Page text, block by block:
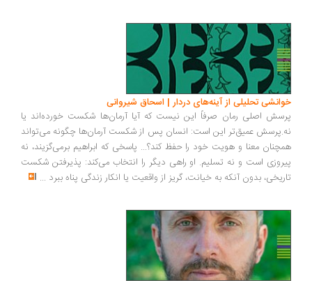
تحلیلی از آینه‌های دردار | اسحاق شیروانی
اصلی رمان صرفاً این نیست که آیا آرمان‌ها شکست خورده‌اند یا
عمیق‌تر این است: انسان پس از شکست آرمان‌ها چگونه می‌تواند
معنا و هویت خود را حفظ کند؟... پاسخی که ابراهیم برمی‌گزیند، نه
است و نه تسلیم. او راهی دیگر را انتخاب می‌کند: پذیرفتن شکست
بدون آنکه به خیانت، گریز از واقعیت یا انکار زندگی پناه ببرد...